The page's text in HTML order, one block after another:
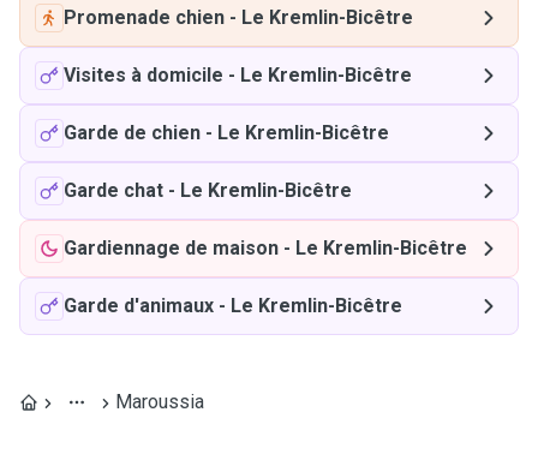
Promenade chien - Le Kremlin-Bicêtre
Visites à domicile - Le Kremlin-Bicêtre
Garde de chien - Le Kremlin-Bicêtre
Garde chat - Le Kremlin-Bicêtre
Gardiennage de maison - Le Kremlin-Bicêtre
Garde d'animaux - Le Kremlin-Bicêtre
Maroussia